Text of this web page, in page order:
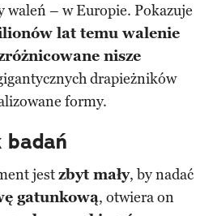
waleń – w Europie. Pokazuje
lat temu walenie
nisze
drapieżników
formy.
badań
jestzbyt mały, by nadać
gatunkową, otwiera on